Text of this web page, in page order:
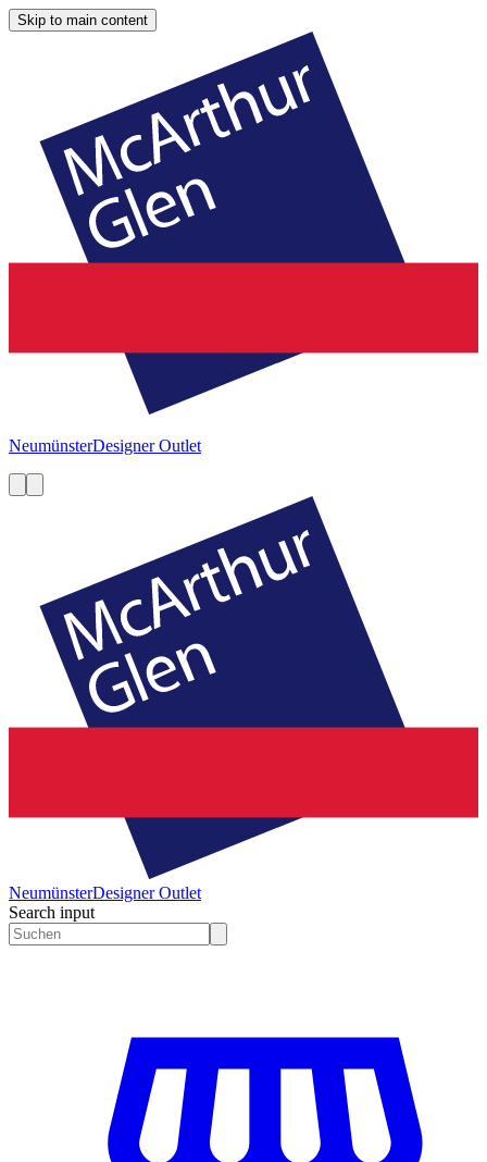
Skip to main content
NeumünsterDesigner Outlet
NeumünsterDesigner Outlet
Search input